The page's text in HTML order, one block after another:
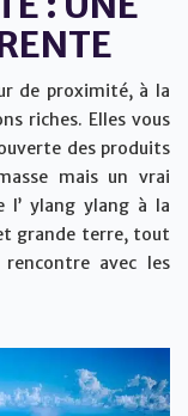
de proximité, à la
riches. Elles vous
des produits
mais un vrai
l’ ylang ylang à la
grande terre, tout
avec les